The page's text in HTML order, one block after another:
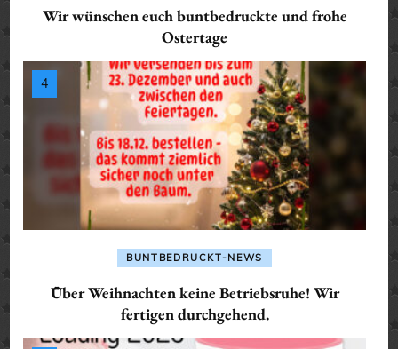
Wir wünschen euch buntbedruckte und frohe
Ostertage
BUNTBEDRUCKT-NEWS
Über Weihnachten keine Betriebsruhe! Wir
fertigen durchgehend.